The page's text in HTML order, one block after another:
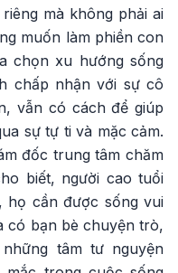
mà không phải ai
muốn làm phiền con
chọn xu hướng sống
chấp nhận với sự cô
vẫn có cách để giúp
sự tự ti và mặc cảm.
đốc trung tâm chăm
biết, người cao tuổi
họ cần được sống vui
có bạn bè chuyện trò,
tâm tư nguyện